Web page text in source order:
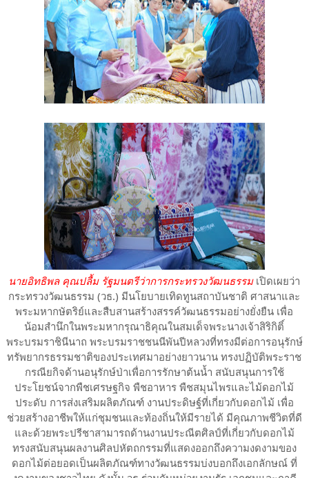
นายอิทธิพล คุณปลื้ม รัฐมนตรีว่าการกระทรวงวัฒนธรรม เปิดเผยว่า
กระทรวงวัฒนธรรม (วธ.) มีนโยบายเทิดทูนสถาบันชาติ ศาสนาและ
พระมหากษัตริย์และสืบสานสร้างสรรค์วัฒนธรรมอย่างยั่งยืน เพื่อ
น้อมสำนึกในพระมหากรุณาธิคุณในสมเด็จพระนางเจ้าสิริกิติ์
พระบรมราชินีนาถ พระบรมราชชนนีพันปีหลวงที่ทรงมีต่อการอนุรักษ์
ทรัพยากรธรรมชาติของประเทศมาอย่างยาวนาน ทรงปฏิบัติพระราช
กรณียกิจด้านอนุรักษ์ป่าเพื่อการรักษาต้นน้ำ สนับสนุนการใช้
ประโยชน์จากพืชเศรษฐกิจ พืชอาหาร พืชสมุนไพรและไม้ดอกไม้
ประดับ การส่งเสริมผลิตภัณฑ์ งานประดิษฐ์ที่เกี่ยวกับดอกไม้ เพื่อ
ช่วยสร้างอาชีพให้แก่ชุมชนและท้องถิ่นให้มีรายได้ มีคุณภาพชีวิตที่ดี
และด้วยพระปรีชาสามารถด้านงานประณีตศิลป์ที่เกี่ยวกับดอกไม้
ทรงสนับสนุนผลงานศิลปหัตถกรรมที่แสดงออกถึงความงดงามของ
ดอกไม้ต่อยอดเป็นผลิตภัณฑ์ทางวัฒนธรรมบ่งบอกถึงเอกลักษณ์ ที่